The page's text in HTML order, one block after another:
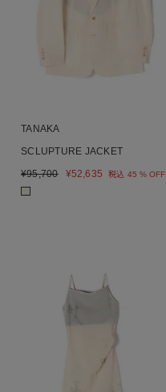
TANAKA
SCLUPTURE JACKET
¥95,700 ¥52,635 税込 45 % OFF